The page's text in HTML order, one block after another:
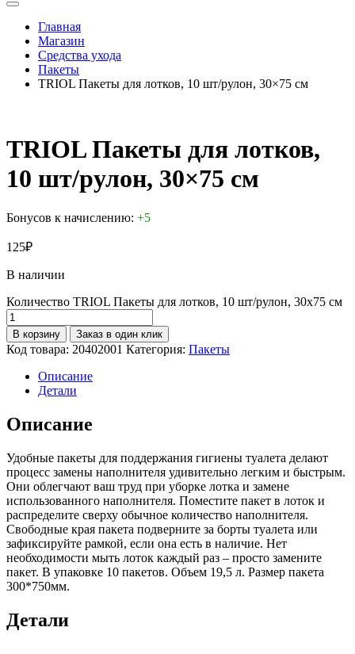
Главная
Магазин
Средства ухода
Пакеты
TRIOL Пакеты для лотков, 10 шт/рулон, 30×75 см
TRIOL Пакеты для лотков,
10 шт/рулон, 30×75 см
Бонусов к начислению: +5
125₽
В наличии
Количество TRIOL Пакеты для лотков, 10 шт/рулон, 30x75 см
В корзину Заказ в один клик
Код товара: 20402001 Категория: Пакеты
Описание
Детали
Описание
Удобные пакеты для поддержания гигиены туалета делают
процесс замены наполнителя удивительно легким и быстрым.
Они облегчают ваш труд при уборке лотка и замене
использованного наполнителя. Поместите пакет в лоток и
распределите сверху обычное количество наполнителя.
Свободные края пакета подверните за борты туалета или
зафиксируйте рамкой, если она есть в наличие. Нет
необходимости мыть лоток каждый раз – просто замените
пакет. В упаковке 10 пакетов. Объем 19,5 л. Размер пакета
300*750мм.
Детали